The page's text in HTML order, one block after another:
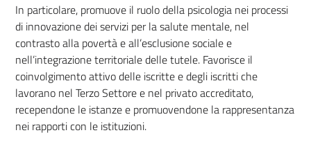
In particolare, promuove il ruolo della psicologia nei processi
di innovazione dei servizi per la salute mentale, nel
contrasto alla povertà e all’esclusione sociale e
nell’integrazione territoriale delle tutele. Favorisce il
coinvolgimento attivo delle iscritte e degli iscritti che
lavorano nel Terzo Settore e nel privato accreditato,
recependone le istanze e promuovendone la rappresentanza
nei rapporti con le istituzioni.